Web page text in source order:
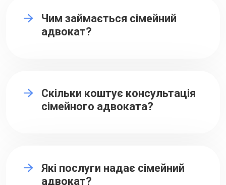
Чим займається сімейний
адвокат?
Скільки коштує консультація
сімейного адвоката?
Які послуги надає сімейний
адвокат?